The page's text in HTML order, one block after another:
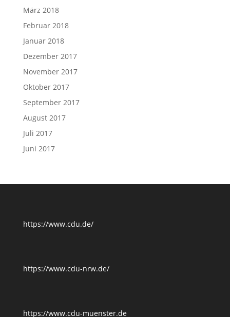
März 2018
Februar 2018
Januar 2018
Dezember 2017
November 2017
Oktober 2017
September 2017
August 2017
Juli 2017
Juni 2017
https://www.cdu.de/
https://www.cdu-nrw.de/
https://www.cdu-muenster.de